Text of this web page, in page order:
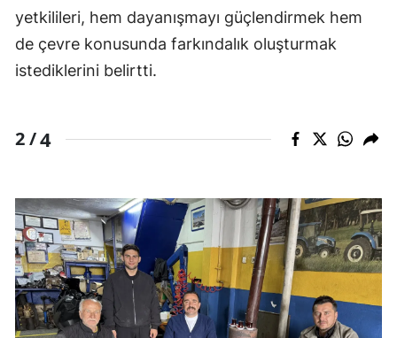
yetkilileri, hem dayanışmayı güçlendirmek hem
de çevre konusunda farkındalık oluşturmak
istediklerini belirtti.
2 /4